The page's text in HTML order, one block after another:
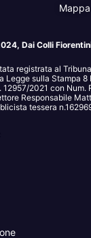
Dai Colli
registrata al
Legge sulla Stampa 8
12957/2021 con Num.
Responsabile
tessera